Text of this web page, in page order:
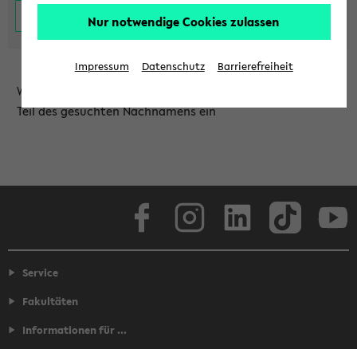
Wählen Sie die Einrichtung aus und/oder geben Sie einen
Teil des gesuchten Nachnamens ein
Service
Fakultäten
Informationen für ...
Nur notwendige Cookies zulassen
Impressum Datenschutz Barrierefreiheit